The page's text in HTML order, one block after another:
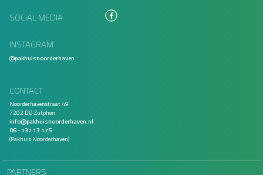
SOCIAL MEDIA
INSTAGRAM
@pakhuisnoorderhaven
CONTACT
Noorderhavenstraat 49
7202 DD Zutphen
info@pakhuisnoorderhaven.nl
06 - 137 13 175
(Pakhuis Noorderhaven)
PARTNERS